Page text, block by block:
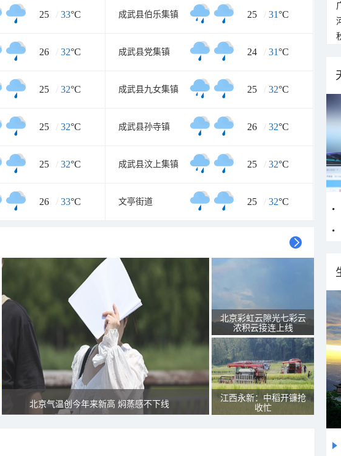
25 / 33°C 成武县伯乐集镇 25 / 31°C
26 / 32°C 成武县党集镇 24 / 31°C
25 / 32°C 成武县九女集镇 25 / 32°C
25 / 32°C 成武县孙寺镇 26 / 32°C
25 / 32°C 成武县汶上集镇 25 / 32°C
26 / 33°C 文亭街道 25 / 32°C
北京气温创今年来新高 焖蒸感不下线
北京彩虹云隙光七彩云
浓积云接连上线
江西永新：中稻开镰抢
收忙